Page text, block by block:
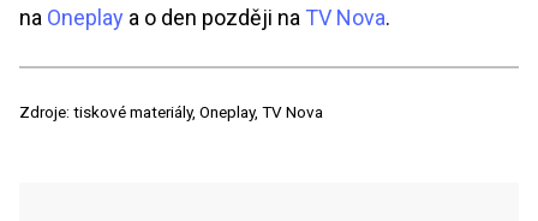
na Oneplay a o den později na TV Nova.
Zdroje: tiskové materiály, Oneplay, TV Nova